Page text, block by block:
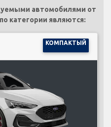
автомобилями от
категории являются:
КОМПАКТЫЙ